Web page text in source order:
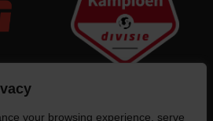
your browsing experience, serve